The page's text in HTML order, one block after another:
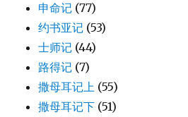
申命记 (77)
约书亚记 (53)
士师记 (44)
路得记 (7)
撒母耳记上 (55)
撒母耳记下 (51)